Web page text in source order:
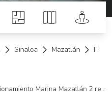
VirtualPlanos Mapa Street
Sinaloa Mazatlán
Departamento en venta en Fraccionamiento Marina Mazatlán 2 recámaras